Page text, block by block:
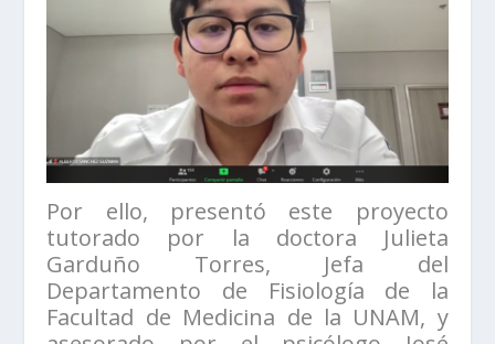
Por ello, presentó este proyecto
tutorado por la doctora Julieta
Garduño Torres, Jefa del
Departamento de Fisiología de la
Facultad de Medicina de la UNAM, y